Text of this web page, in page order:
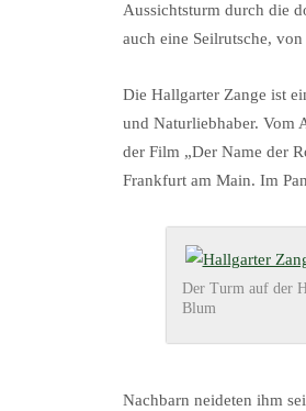
Aussichtsturm durch die
auch eine Seilrutsche,
Die Hallgarter Zange ist
und Naturliebhaber. Vom
der Film „Der Name der
Frankfurt am Main. Im
Der Turm auf der
Blum
Nachbarn neideten ihm